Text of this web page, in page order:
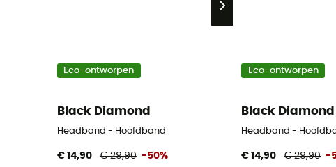
Eco-ontworpen
Black Diamond
Headband - Hoofdband
€ 14,90 € 29,90 -50%
Eco-ontworpen
Black Diamond
Headband -
€ 14,90 € 29,90 -